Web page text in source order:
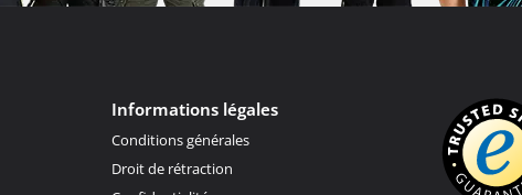
Informations légales
Conditions générales
Droit de rétraction